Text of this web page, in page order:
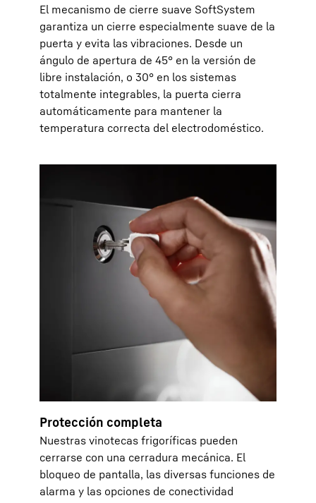
El mecanismo de cierre suave SoftSystem
garantiza un cierre especialmente suave de la
puerta y evita las vibraciones. Desde un
ángulo de apertura de 45° en la versión de
libre instalación, o 30° en los sistemas
totalmente integrables, la puerta cierra
automáticamente para mantener la
temperatura correcta del electrodoméstico.
Protección completa
Nuestras vinotecas frigoríficas pueden
cerrarse con una cerradura mecánica. El
bloqueo de pantalla, las diversas funciones de
alarma y las opciones de conectividad